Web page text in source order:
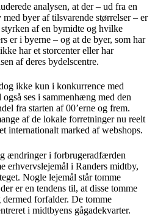
analysen, at der – ud fra en
byer af tilsvarende størrelser – er
af en bymidte og hvilke
er i byerne – og at de byer, som har
har et storcenter eller har
af deres bydelscentre.
ikke kun i konkurrence med
ses i sammenhæng med den
fra starten af 00’erne og frem.
af de lokale forretninger nu reelt
internationalt marked af webshops.
ændringer i forbrugeradfærden
erhvervslejemål i Randers midtby,
Nogle lejemål står tomme
er en tendens til, at disse tomme
forfalder. De tomme
i midtbyens gågadekvarter.